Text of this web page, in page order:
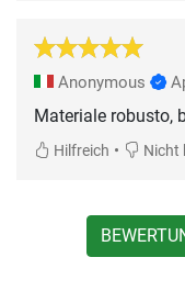
Anonymous
Materiale robusto,
Hilfreich • Nicht